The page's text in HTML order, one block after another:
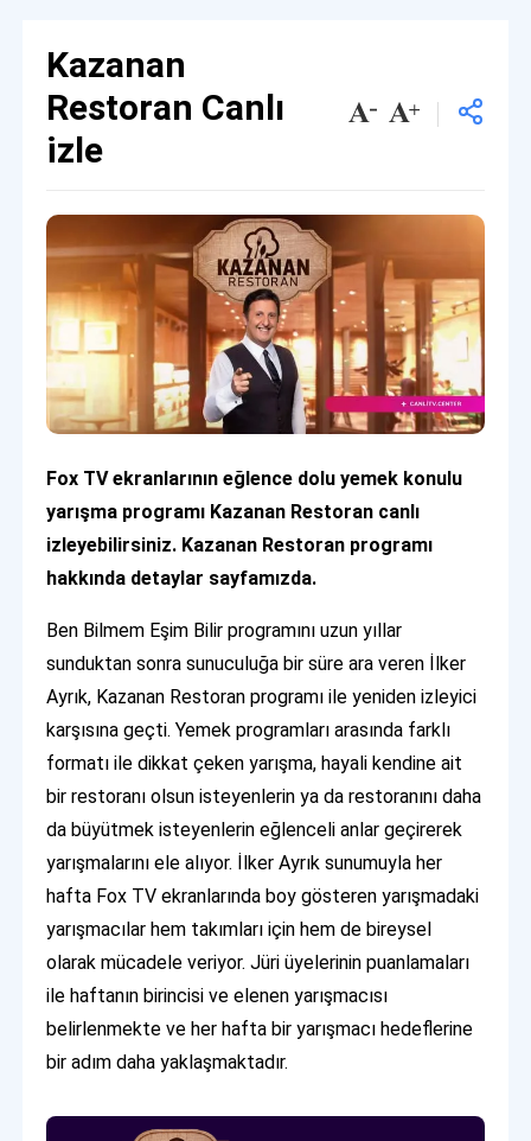
Kazanan
Restoran Canlı
izle
Fox TV ekranlarının eğlence dolu yemek konulu
yarışma programı Kazanan Restoran canlı
izleyebilirsiniz. Kazanan Restoran programı
hakkında detaylar sayfamızda.
Ben Bilmem Eşim Bilir programını uzun yıllar
sunduktan sonra sunuculuğa bir süre ara veren İlker
Ayrık, Kazanan Restoran programı ile yeniden izleyici
karşısına geçti. Yemek programları arasında farklı
formatı ile dikkat çeken yarışma, hayali kendine ait
bir restoranı olsun isteyenlerin ya da restoranını daha
da büyütmek isteyenlerin eğlenceli anlar geçirerek
yarışmalarını ele alıyor. İlker Ayrık sunumuyla her
hafta Fox TV ekranlarında boy gösteren yarışmadaki
yarışmacılar hem takımları için hem de bireysel
olarak mücadele veriyor. Jüri üyelerinin puanlamaları
ile haftanın birincisi ve elenen yarışmacısı
belirlenmekte ve her hafta bir yarışmacı hedeflerine
bir adım daha yaklaşmaktadır.